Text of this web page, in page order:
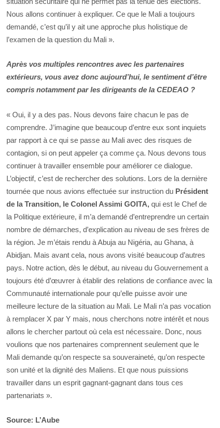
Nous allons continuer à expliquer. Ce que le Mali a toujours
demandé, c’est qu’il y ait une approche plus holistique de
l’examen de la question du Mali ».
Après vos multiples rencontres avec les partenaires
extérieurs, vous avez donc aujourd’hui, le sentiment d’être
compris notamment par les dirigeants de la CEDEAO ?
« Oui, il y a des pas. Nous devons faire chacun le pas de
comprendre. J’imagine que beaucoup d’entre eux sont inquiets
par rapport à ce qui se passe au Mali avec des risques de
contagion, si on peut appeler ça comme ça. Nous devons tous
continuer à travailler ensemble pour améliorer ce dialogue.
L’objectif, c’est de rechercher des solutions. Lors de la dernière
tournée que nous avions effectuée sur instruction du Président
de la Transition, le Colonel Assimi GOITA, qui est le Chef de
la Politique extérieure, il m’a demandé d’entreprendre un certain
nombre de démarches, d’explication au niveau de ses frères de
la région. Je m’étais rendu à Abuja au Nigéria, au Ghana, à
Abidjan. Mais avant cela, nous avons visité beaucoup d’autres
pays. Notre action, dès le début, au niveau du Gouvernement a
toujours été d’œuvrer à établir des relations de confiance avec la
Communauté internationale pour qu’elle puisse avoir une
meilleure lecture de la situation au Mali. Le Mali n’a pas vocation
à remplacer X par Y mais, nous cherchons notre intérêt et nous
allons le chercher partout où cela est nécessaire. Donc, nous
voulions que nos partenaires comprennent seulement que le
Mali demande qu’on respecte sa souveraineté, qu’on respecte
son unité et la dignité des Maliens. Et que nous puissions
travailler dans un esprit gagnant-gagnant dans tous ces
partenariats ».
Source: L’Aube